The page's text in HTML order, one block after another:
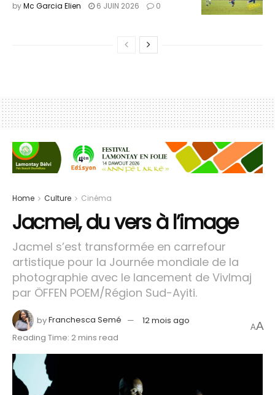
byMc Garcia Elien 6 JUIN 2026 0
Home Culture Cinéma
Jacmel, du vers à l’image
Jacmel s’est transformée en carrefour
artistique pour la Journée mondiale de la
photographie avec le lancement de VivImaj
par ÖFFEN POEM/Région Sud-Ayiti.
byFranchesca Semé
12 mois ago
Reading Time: 2 mins read
AA